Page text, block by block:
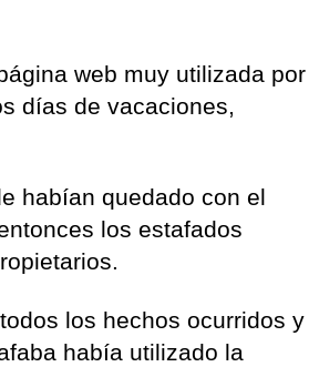
web muy utilizada por
días de vacaciones,
habían quedado con el
los estafados
los hechos ocurridos y
había utilizado la